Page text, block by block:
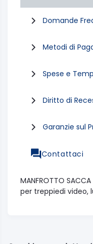
Domande
Metodi di
Spese e
Diritto di
Garanzie sul
Contattaci
MANFROTTO
per treppiedi video,